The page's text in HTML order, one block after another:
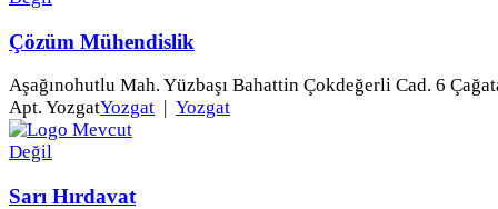
Çözüm Mühendislik
Aşağınohutlu Mah. Yüzbaşı Bahattin Çokdeğerli Cad. 6
Apt. YozgatYozgat Yozgat
Sarı Hırdavat